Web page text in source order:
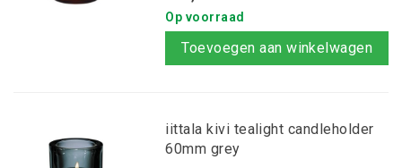
Op voorraad
Toevoegen aan winkelwagen
iittala kivi tealight candleholder
60mm grey